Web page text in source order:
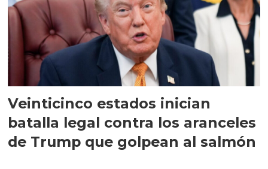
Veinticinco estados inician
batalla legal contra los aranceles
de Trump que golpean al salmón